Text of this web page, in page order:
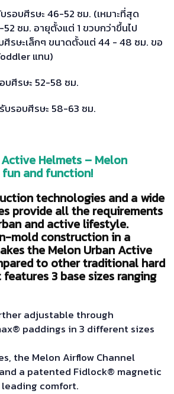
รอบศีรษะ 46-52 ซม. (เหมาะที่สุด
ซม. อายุตั้งแต่ 1 ขวบกว่าขึ้นไป
ศีรษะเล็กๆ ขนาดตั้งแต่ 44 - 48 ซม. ขอ
แทน)
บศีรษะ 52-58 ซม.
บรอบศีรษะ 58-63 ซม.
Helmets – Melon
and function!
technologies and a wide
provide all the requirements
and active lifestyle.
mold construction in a
the Melon Urban Active
to other traditional hard
3 base sizes ranging
adjustable through
paddings in 3 different sizes
the Melon Airflow Channel
a patented Fidlock® magnetic
comfort.